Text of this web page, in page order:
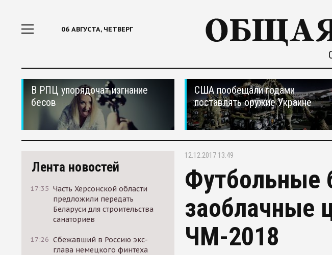
06 АВГУСТА, ЧЕТВЕРГ
В РПЦ упорядочат изгнание
бесов
США пообещали годами
поставлять оружие Украине
Лента новостей
17:35 Часть Херсонской области
предложили передать
Беларуси для строительства
санаториев
17:26 Сбежавший в Россию экс-
глава немецкого финтеха
12.12.2017 13:49
Футбольные
заоблачные
ЧМ-2018